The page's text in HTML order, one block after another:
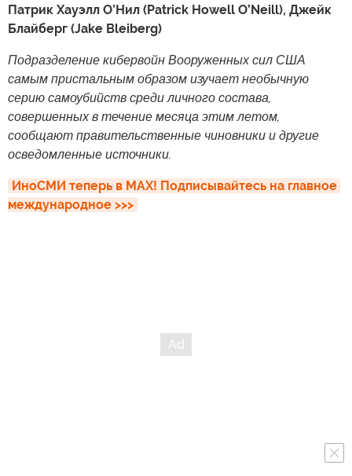
Патрик Хауэлл О’Нил (Patrick Howell O’Neill), Джейк
Блайберг (Jake Bleiberg)
Подразделение кибервойн Вооруженных сил США
самым пристальным образом изучает необычную
серию самоубийств среди личного состава,
совершенных в течение месяца этим летом,
сообщают правительственные чиновники и другие
осведомленные источники.
ИноСМИ теперь в MAX! Подписывайтесь на главное
международное >>>